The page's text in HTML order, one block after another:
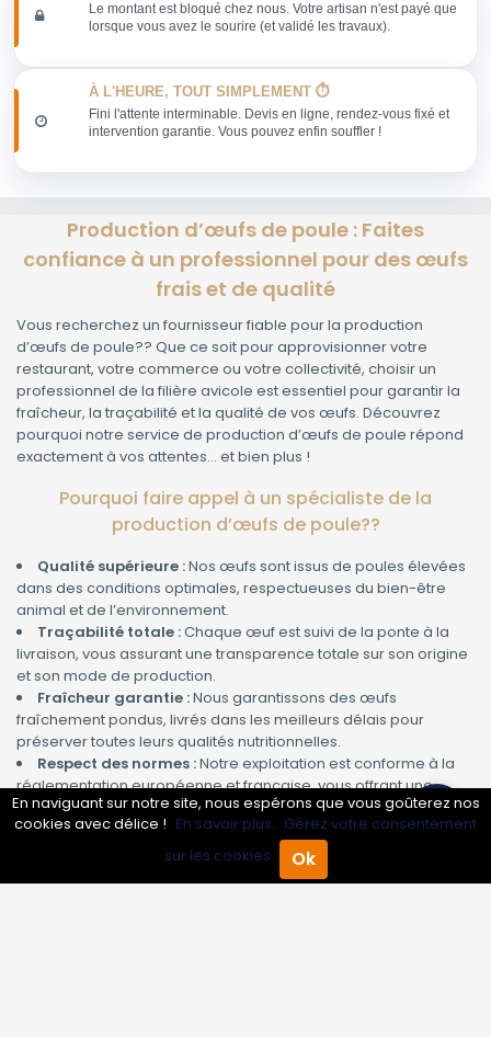
Annuaire Pro Agenda
Le montant est bloqué chez nous. Votre artisan n'est payé que
lorsque vous avez le sourire (et validé les travaux).
À L'HEURE, TOUT SIMPLEMENT ⏱️
Fini l'attente interminable. Devis en ligne, rendez-vous fixé et
intervention garantie. Vous pouvez enfin souffler !
Production d’œufs de poule : Faites
confiance à un professionnel pour des œufs
frais et de qualité
Vous recherchez un fournisseur fiable pour la production
d’œufs de poule?? Que ce soit pour approvisionner votre
restaurant, votre commerce ou votre collectivité, choisir un
professionnel de la filière avicole est essentiel pour garantir la
fraîcheur, la traçabilité et la qualité de vos œufs. Découvrez
pourquoi notre service de production d’œufs de poule répond
exactement à vos attentes… et bien plus !
Pourquoi faire appel à un spécialiste de la
production d’œufs de poule??
Qualité supérieure :Nos œufs sont issus de poules élevées
dans des conditions optimales, respectueuses du bien-être
animal et de l’environnement.
Traçabilité totale :Chaque œuf est suivi de la ponte à la
livraison, vous assurant une transparence totale sur son origine
et son mode de production.
Fraîcheur garantie :Nous garantissons des œufs
fraîchement pondus, livrés dans les meilleurs délais pour
préserver toutes leurs qualités nutritionnelles.
Respect des normes :Notre exploitation est conforme à la
réglementation européenne et française, vous offrant une
sécurité alimentaire sans compromis.
Les avantages de collaborer avec un producteur
d’œufs expérimenté
En naviguant sur notre site, nous espérons que vous goûterez nos
cookies avec délice ! En savoir plus. Gérez votre consentement
sur les cookies.
Ok